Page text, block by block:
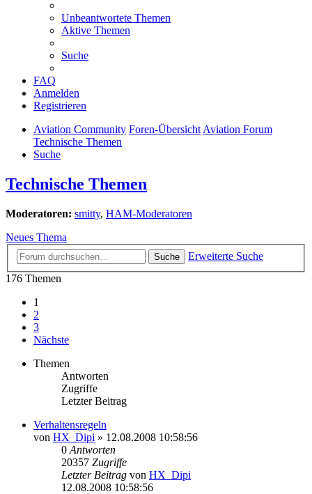
Unbeantwortete Themen
Aktive Themen
Suche
FAQ
Anmelden
Registrieren
Aviation Community Foren-ÜbersichtAviation Forum
Technische Themen
Suche
Technische Themen
Moderatoren: smitty, HAM-Moderatoren
Neues Thema
Suche
Erweiterte Suche
176 Themen
1
2
3
Nächste
Themen
Antworten
Zugriffe
Letzter Beitrag
Verhaltensregeln
von HX_Dipi » 12.08.2008 10:58:56
0 Antworten
20357 Zugriffe
Letzter Beitrag von HX_Dipi
12.08.2008 10:58:56